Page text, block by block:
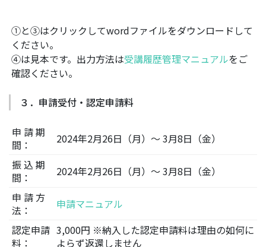
①と③はクリックしてwordファイルをダウンロードして
ください。
④は見本です。出力方法は受講履歴管理マニュアルをご
確認ください。
３．申請受付・認定申請料
申 請 期
間：
2024年2月26日（月）～ 3月8日（金）
振 込 期
間：
2024年2月26日（月）～ 3月8日（金）
申 請 方
法：
申請マニュアル
認定申請
料：
3,000円 ※納入した認定申請料は理由の如何に
よらず返還しません